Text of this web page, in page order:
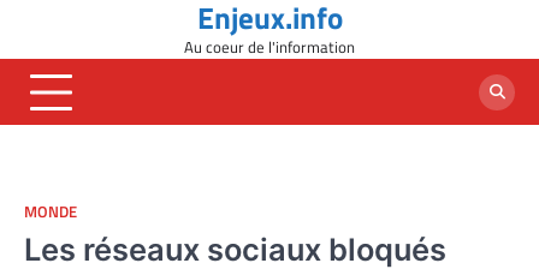
content
Enjeux.info
Au coeur de l'information
MONDE
Les réseaux sociaux bloqués